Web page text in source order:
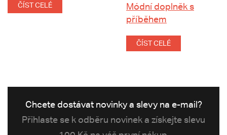
ČÍST CELÉ
Módní doplněk s
příběhem
ČÍST CELÉ
Chcete dostávat novinky a slevy na e-mail?
Přihlaste se k odběru novinek a získejte slevu